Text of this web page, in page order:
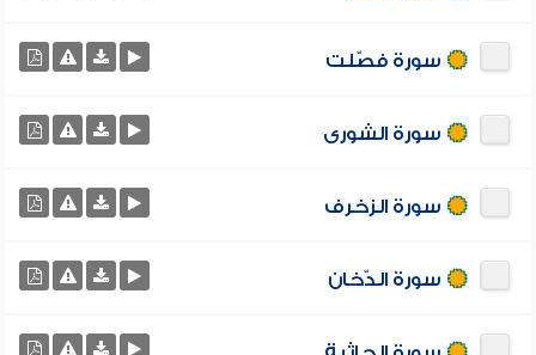
سورة فصّلت
سورة الشورى
سورة الزخرف
سورة الدّخان